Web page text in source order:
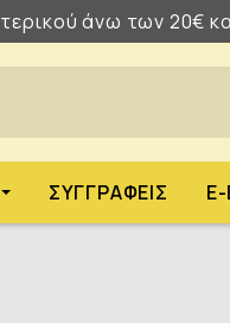
άνω των 20€
ΣΥΓΓΡΑΦΕΊΣ